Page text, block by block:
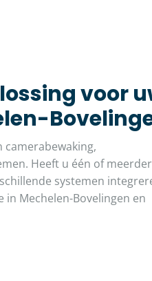
voor
camerabewaking,
Heeft u één of
systemen
in Mechelen-Bovelingen en